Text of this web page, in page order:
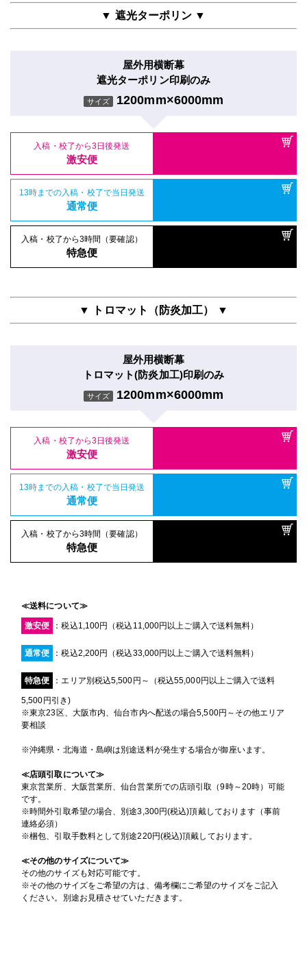
▼ 遮光ターポリン ▼
屋外用横断幕
遮光ターポリン印刷のみ
サイズ 1200mm×6000mm
入稿・校了から3日後発送
激安便
13時までの入稿・校了で当日発送
通常便
入稿・校了から3時間（要確認）
特急便
▼ トロマット（防炎加工） ▼
屋外用横断幕
トロマット(防炎加工)印刷のみ
サイズ 1200mm×6000mm
入稿・校了から3日後発送
激安便
13時までの入稿・校了で当日発送
通常便
入稿・校了から3時間（要確認）
特急便
≪送料について≫
激安便 ：税込1,100円（税込11,000円以上ご購入で送料無料）
通常便 ：税込2,200円（税込33,000円以上ご購入で送料無料）
特急便 ：エリア別税込5,500円～（税込55,000円以上ご購入で送料
5,500円引き)
※東京23区、大阪市内、仙台市内へ配送の場合5,500円～その他エリア
要相談
※沖縄県・北海道・島嶼は別途送料が発生する場合が御座います。
≪店頭引取について≫
東京営業所、大阪営業所、仙台営業所での店頭引取（9時～20時）可能
です。
※時間外引取希望の場合、別途3,300円(税込)頂戴しております（事前
連絡必須）
※梱包、引取手数料として別途220円(税込)頂戴しております。
≪その他のサイズについて≫
その他のサイズも対応可能です。
※その他のサイズをご希望の方は、備考欄にご希望のサイズをご記入
ください。別途お見積させていただきます。